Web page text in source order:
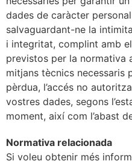
dades de caràcter
salvaguardant-ne la
i integritat, complint amb
previstos per la normativa
mitjans tècnics necessaris
pèrdua, l’accés no
vostres dades, segons
moment, així com l’abast
Normativa relacionada
Si voleu obtenir més